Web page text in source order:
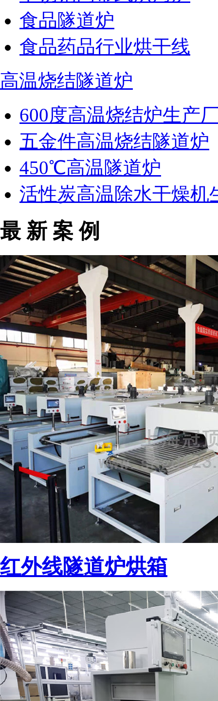
食品隧道炉
食品药品行业烘干线
高温烧结隧道炉
600度高温烧结炉生产
五金件高温烧结隧道炉
450℃高温隧道炉
活性炭高温除水干燥机
最 新 案 例
红外线隧道炉烘箱